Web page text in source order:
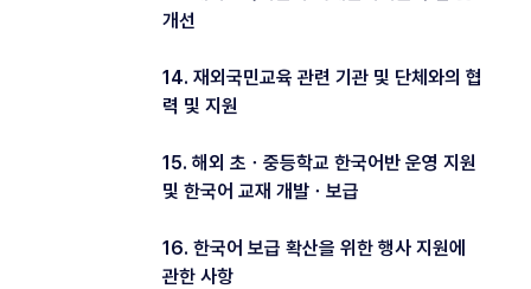
개선
14. 재외국민교육 관련 기관 및 단체와의 협
력 및 지원
15. 해외 초ㆍ중등학교 한국어반 운영 지원
및 한국어 교재 개발ㆍ보급
16. 한국어 보급 확산을 위한 행사 지원에
관한 사항